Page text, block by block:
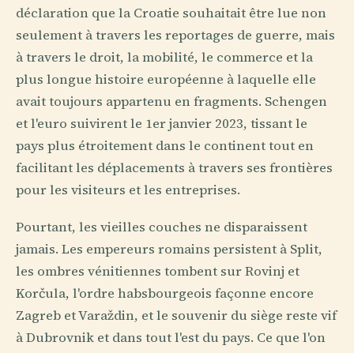
déclaration que la Croatie souhaitait être lue non
seulement à travers les reportages de guerre, mais
à travers le droit, la mobilité, le commerce et la
plus longue histoire européenne à laquelle elle
avait toujours appartenu en fragments. Schengen
et l'euro suivirent le 1er janvier 2023, tissant le
pays plus étroitement dans le continent tout en
facilitant les déplacements à travers ses frontières
pour les visiteurs et les entreprises.
Pourtant, les vieilles couches ne disparaissent
jamais. Les empereurs romains persistent à Split,
les ombres vénitiennes tombent sur Rovinj et
Korčula, l'ordre habsbourgeois façonne encore
Zagreb et Varaždin, et le souvenir du siège reste vif
à Dubrovnik et dans tout l'est du pays. Ce que l'on